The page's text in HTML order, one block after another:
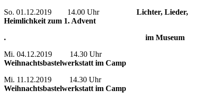
So. 01.12.2019 14.00 Uhr Lichter, Lieder,
Heimlichkeit zum 1. Advent
. im Museum
Mi. 04.12.2019 14.30 Uhr
Weihnachtsbastelwerkstatt im Camp
Mi. 11.12.2019 14.30 Uhr
Weihnachtsbastelwerkstatt im Camp